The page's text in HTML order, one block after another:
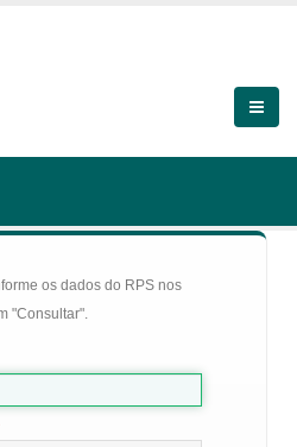
os dados do RPS nos
"Consultar".